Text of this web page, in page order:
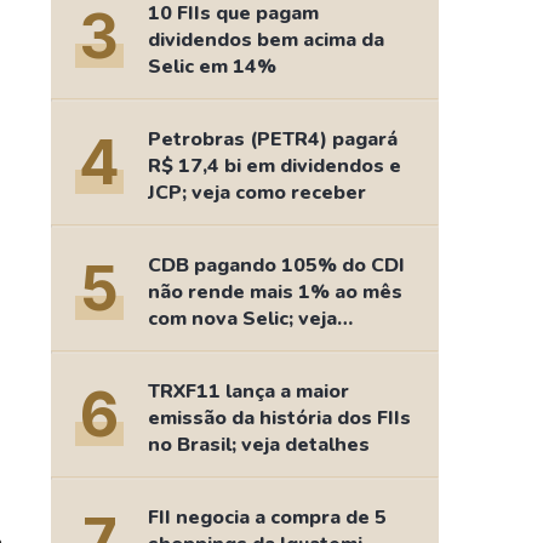
3
10 FIIs que pagam
dividendos bem acima da
Selic em 14%
4
Petrobras (PETR4) pagará
R$ 17,4 bi em dividendos e
JCP; veja como receber
5
CDB pagando 105% do CDI
não rende mais 1% ao mês
com nova Selic; veja
retorno
6
TRXF11 lança a maior
emissão da história dos FIIs
no Brasil; veja detalhes
FII negocia a compra de 5